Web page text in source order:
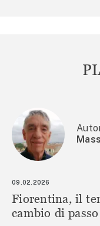
09.02.2026
Fiorentina, il
cambio di passo